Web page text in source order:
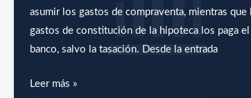
bienes.
asumir los gastos de compraventa, mientras que
gastos de constitución de la hipoteca los paga el
banco, salvo la tasación. Desde la entrada
¿Qué
Leer más »